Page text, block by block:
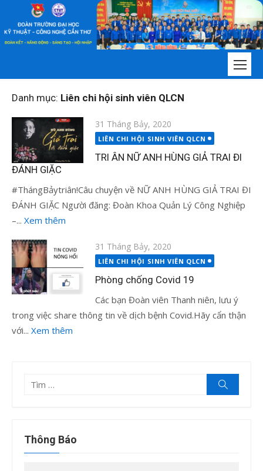
nội
Danh mục: Liên chi hội sinh viên QLCN
Đăng
vào
31 Tháng Bảy, 2020
LIÊN CHI HỘI SINH VIÊN QLCN
TRI ÂN NỮ ANH HÙNG GIẢ TRAI ĐI
ĐÁNH GIẶC
#ThángBảytriân!Câu chuyện về NỮ ANH HÙNG GIẢ TRAI ĐI
ĐÁNH GIẶC Người đăng: Đoàn Khoa Quản Lý Công Nghiệp
–... Xem thêm
Đăng
vào
31 Tháng Bảy, 2020
LIÊN CHI HỘI SINH VIÊN QLCN
Phòng chống Covid 19
Các bạn Đoàn viên Thanh niên, lưu ý
trong việc share thông tin về dịch bệnh Covid.Hãy cẩn thận
với... Xem thêm
Tìm
kiếm
Thông Báo